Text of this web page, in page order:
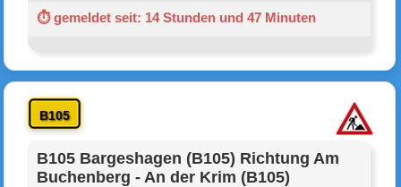
⏱ gemeldet seit: 14 Stunden und 47 Minuten
B105
B105 Bargeshagen (B105) Richtung Am
Buchenberg - An der Krim (B105)